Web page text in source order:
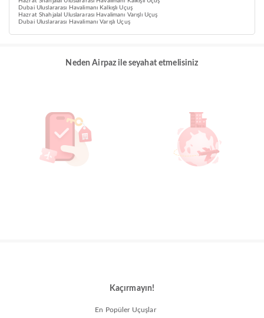
Dubai Uluslararası Havalimanı Kalkışlı Uçuş
Hazrat Shahjalal Uluslararası Havalimanı Varışlı Uçuş
Dubai Uluslararası Havalimanı Varışlı Uçuş
Neden Airpaz ile seyahat etmelisiniz
Kaçırmayın!
En Popüler Uçuşlar